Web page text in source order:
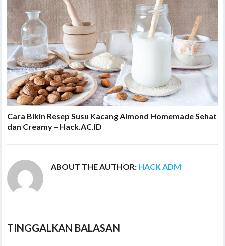
Cara Bikin Resep Susu Kacang Almond Homemade Sehat
dan Creamy – Hack.AC.ID
ABOUT THE AUTHOR: HACK ADM
TINGGALKAN BALASAN